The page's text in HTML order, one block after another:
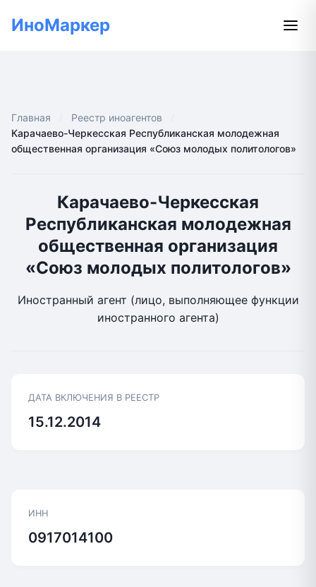
ИноМаркер
Главная
Реестр иноагентов
Карачаево-Черкесская Республиканская молодежная
общественная организация «Союз молодых политологов»
Карачаево-Черкесская
Республиканская молодежная
общественная организация
«Союз молодых политологов»
Иностранный агент (лицо, выполняющее функции
иностранного агента)
ДАТА ВКЛЮЧЕНИЯ В РЕЕСТР
15.12.2014
ИНН
0917014100